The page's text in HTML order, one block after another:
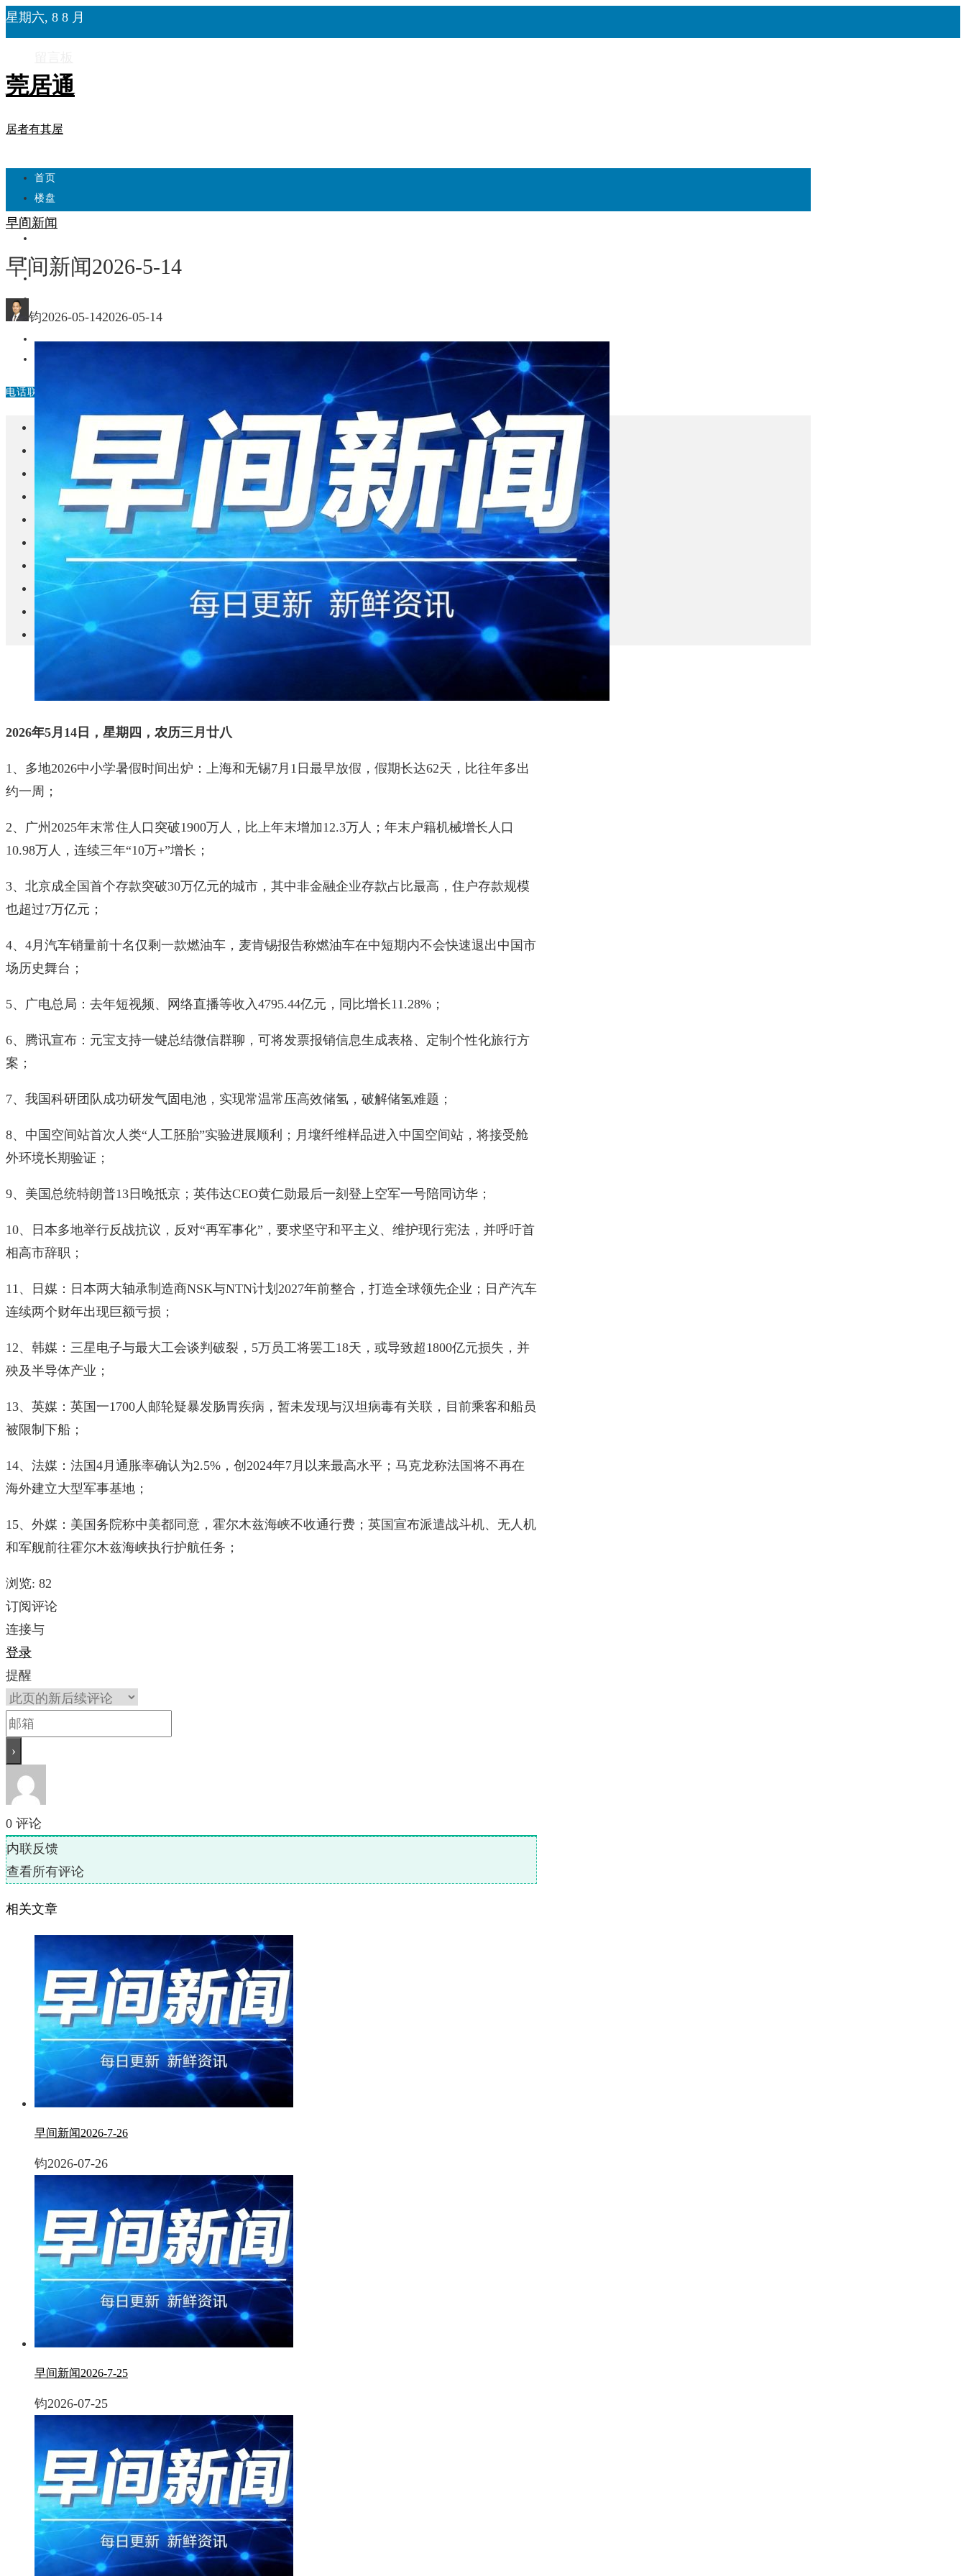
星期六, 8 8 月
莞居通
居者有其屋
首页
楼盘
学校
自建房
东莞
房产政策
中国
电话联系
住宅
东莞
城市更新
房产政策
中国
其他
早间新闻
早间新闻2026-5-14
钧2026-05-142026-05-14
2026年5月14日，星期四，农历三月廿八
1、多地2026中小学暑假时间出炉：上海和无锡7月1日最早放假，假期长达62天，比往年多出
约一周；
2、广州2025年末常住人口突破1900万人，比上年末增加12.3万人；年末户籍机械增长人口
10.98万人，连续三年“10万+”增长；
3、北京成全国首个存款突破30万亿元的城市，其中非金融企业存款占比最高，住户存款规模
也超过7万亿元；
4、4月汽车销量前十名仅剩一款燃油车，麦肯锡报告称燃油车在中短期内不会快速退出中国市
场历史舞台；
5、广电总局：去年短视频、网络直播等收入4795.44亿元，同比增长11.28%；
6、腾讯宣布：元宝支持一键总结微信群聊，可将发票报销信息生成表格、定制个性化旅行方
案；
7、我国科研团队成功研发气固电池，实现常温常压高效储氢，破解储氢难题；
8、中国空间站首次人类“人工胚胎”实验进展顺利；月壤纤维样品进入中国空间站，将接受舱
外环境长期验证；
9、美国总统特朗普13日晚抵京；英伟达CEO黄仁勋最后一刻登上空军一号陪同访华；
10、日本多地举行反战抗议，反对“再军事化”，要求坚守和平主义、维护现行宪法，并呼吁首
相高市辞职；
11、日媒：日本两大轴承制造商NSK与NTN计划2027年前整合，打造全球领先企业；日产汽车
连续两个财年出现巨额亏损；
12、韩媒：三星电子与最大工会谈判破裂，5万员工将罢工18天，或导致超1800亿元损失，并
殃及半导体产业；
13、英媒：英国一1700人邮轮疑暴发肠胃疾病，暂未发现与汉坦病毒有关联，目前乘客和船员
被限制下船；
14、法媒：法国4月通胀率确认为2.5%，创2024年7月以来最高水平；马克龙称法国将不再在
海外建立大型军事基地；
15、外媒：美国务院称中美都同意，霍尔木兹海峡不收通行费；英国宣布派遣战斗机、无人机
和军舰前往霍尔木兹海峡执行护航任务；
浏览: 82
订阅评论
连接与
登录
提醒
0 评论
内联反馈
查看所有评论
相关文章
早间新闻2026-7-26
钧2026-07-26
早间新闻2026-7-25
钧2026-07-25